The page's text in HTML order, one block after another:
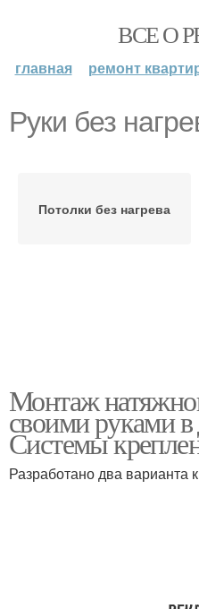
ВСЕ О
главная ремонт
Руки без
Потолки без нагрева
Монтаж
своими руками
Системы
Разработано два варианта